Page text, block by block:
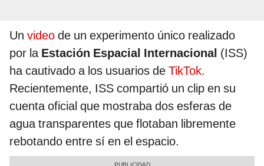
Un video de un experimento único realizado
por la Estación Espacial Internacional (ISS)
ha cautivado a los usuarios de TikTok.
Recientemente, ISS compartió un clip en su
cuenta oficial que mostraba dos esferas de
agua transparentes que flotaban libremente
rebotando entre sí en el espacio.